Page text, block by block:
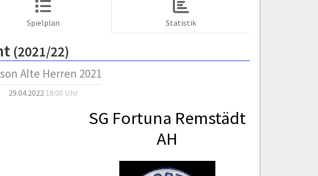
Spielplan Statistik
(2021/22)
Alte Herren 2021
29.04.2022 18:00 Uhr
SG Fortuna Remstädt
AH